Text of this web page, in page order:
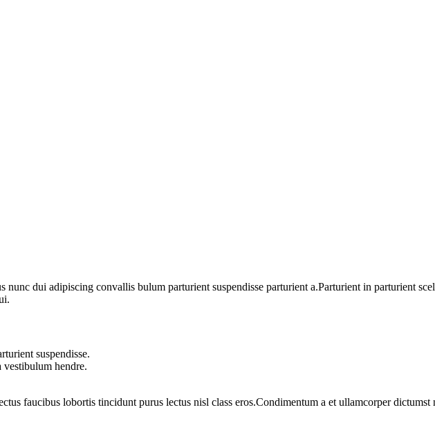
dui adipiscing convallis bulum parturient suspendisse parturient a.Parturient in parturient
suspendisse.
vestibulum hendre.
faucibus lobortis tincidunt purus lectus nisl class eros.Condimentum a et ullamcorper